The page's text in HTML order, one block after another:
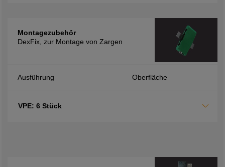
Montagezubehör
DexFix, zur Montage von Zargen
Ausführung Oberfläche
VPE: 6 Stück